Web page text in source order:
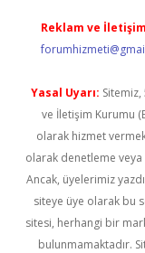
Reklam ve
Yasal Uyarı:
ve İletişim Kurumu
olarak hizmet
olarak denetleme
Ancak, üyelerimiz
siteye üye olarak bu
sitesi, herhangi bir
bulunmamaktadır.